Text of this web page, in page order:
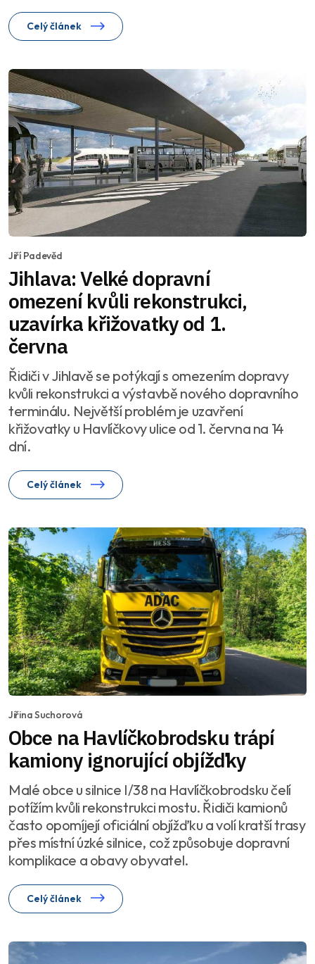
Celý článek
Jiří Padevěd
Jihlava: Velké dopravní
omezení kvůli rekonstrukci,
uzavírka křižovatky od 1.
června
Řidiči v Jihlavě se potýkají s omezením dopravy
kvůli rekonstrukci a výstavbě nového dopravního
terminálu. Největší problém je uzavření
křižovatky u Havlíčkovy ulice od 1. června na 14
dní.
Celý článek
Jiřina Suchorová
Obce na Havlíčkobrodsku trápí
kamiony ignorující objížďky
Malé obce u silnice I/38 na Havlíčkobrodsku čelí
potížím kvůli rekonstrukci mostu. Řidiči kamionů
často opomíjejí oficiální objížďku a volí kratší trasy
přes místní úzké silnice, což způsobuje dopravní
komplikace a obavy obyvatel.
Celý článek